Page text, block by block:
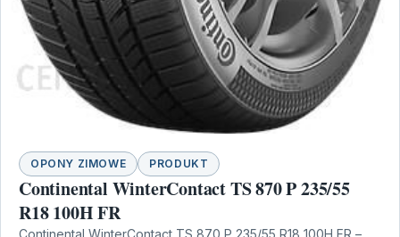
OPONY ZIMOWE PRODUKT
Continental WinterContact TS 870 P 235/55
R18 100H FR
Continental WinterContact TS 870 P 235/55 R18 100H FR –